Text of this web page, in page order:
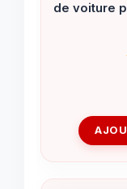
de voiture